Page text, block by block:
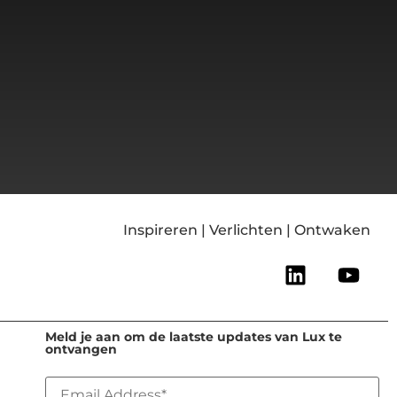
Inspireren | Verlichten | Ontwaken
Meld je aan om de laatste updates van Lux te
ontvangen